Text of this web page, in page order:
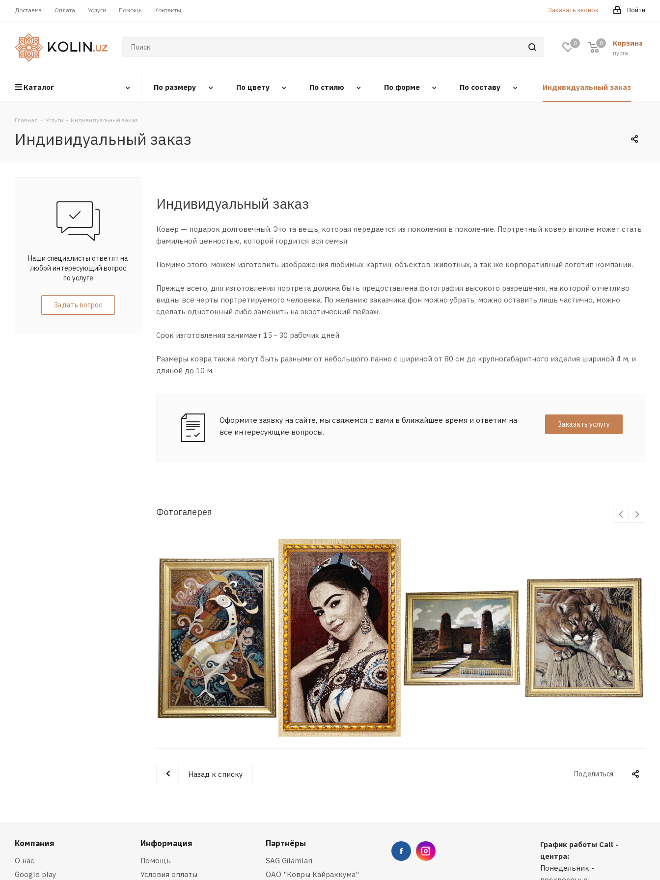
Доставка Оплата Услуги Помощь Контакты Войти
Заказать звонок
0 Корзина
0
пуста
0
Каталог По размеру По цвету По стилю По форме По составу Индивидуальный заказ
Главная - Услуги - Индивидуальный заказ
Индивидуальный заказ
Индивидуальный заказ
Ковер — подарок долговечный. Это та вещь, которая передается из поколения в поколение. Портретный ковер вполне может стать
фамильной ценностью, которой гордится вся семья.
Помимо этого, можем изготовить изображения любимых картин, объектов, животных, а так же корпоративный логотип компании.
Прежде всего, для изготовления портрета должна быть предоставлена фотография высокого разрешения, на которой отчетливо
видны все черты портретируемого человека. По желанию заказчика фон можно убрать, можно оставить лишь частично, можно
сделать однотонный либо заменить на экзотический пейзаж.
Срок изготовления занимает 15 - 30 рабочих дней.
Размеры ковра также могут быть разными от небольшого панно с шириной от 80 см до крупногабаритного изделия шириной 4 м, и
длиной до 10 м.
Оформите заявку на сайте, мы свяжемся с вами в ближайшее время и ответим на
все интересующие вопросы.
Заказать услугу
Фотогалерея
Поделиться
Назад к списку
Наши специалисты ответят на
любой интересующий вопрос
по услуге
Задать вопрос
Компания
О нас
Google play
Информация
Помощь
Условия оплаты
Партнёры
SAG Gilamlari
ОАО "Ковры Кайраккума"
График работы Call -
центра:
Понедельник -